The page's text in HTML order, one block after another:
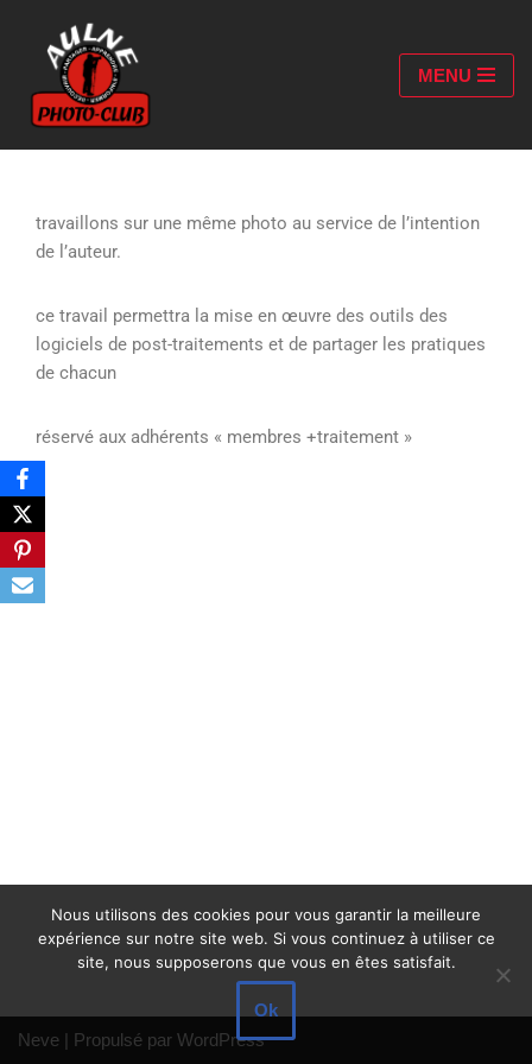
Aller
au
contenu
MENU
travaillons sur une même photo au service de l’intention
de l’auteur.
ce travail permettra la mise en œuvre des outils des
logiciels de post-traitements et de partager les pratiques
de chacun
réservé aux adhérents « membres +traitement »
Neve | Propulsé par WordPress
Nous utilisons des cookies pour vous garantir la meilleure
expérience sur notre site web. Si vous continuez à utiliser ce
site, nous supposerons que vous en êtes satisfait.
Ok